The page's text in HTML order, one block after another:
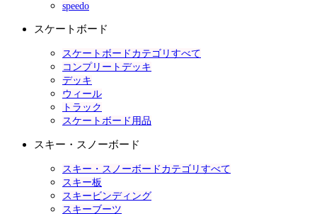
speedo
スケートボード
スケートボードカテゴリすべて
コンプリートデッキ
デッキ
ウィール
トラック
スケートボード用品
スキー・スノーボード
スキー・スノーボードカテゴリすべて
スキー板
スキービンディング
スキーブーツ